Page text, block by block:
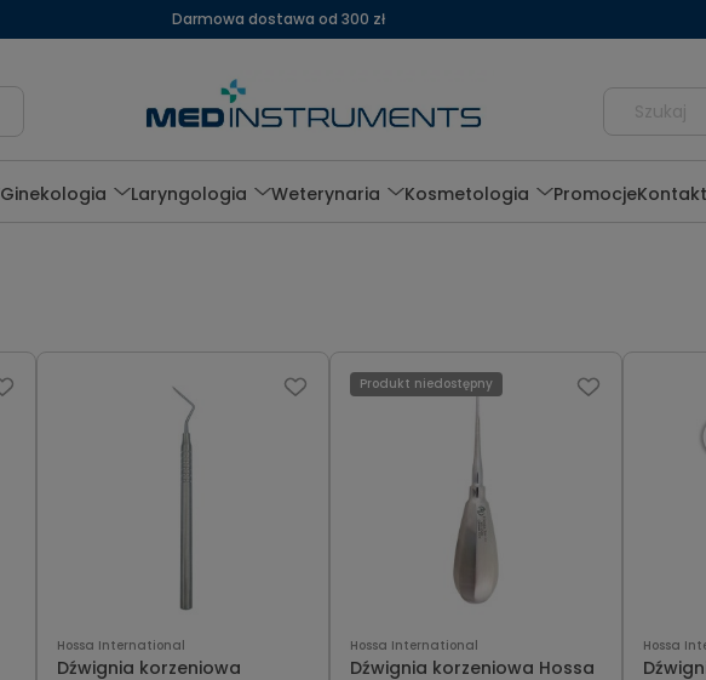
Darmowa dostawa od 300 zł
Ginekologia Laryngologia Weterynaria Kosmetologia PromocjeKontakt
Hossa International
Dźwignia korzeniowa
Hossa International
Dźwignia korzeniowa Hossa
Produkt niedostępny
Hossa